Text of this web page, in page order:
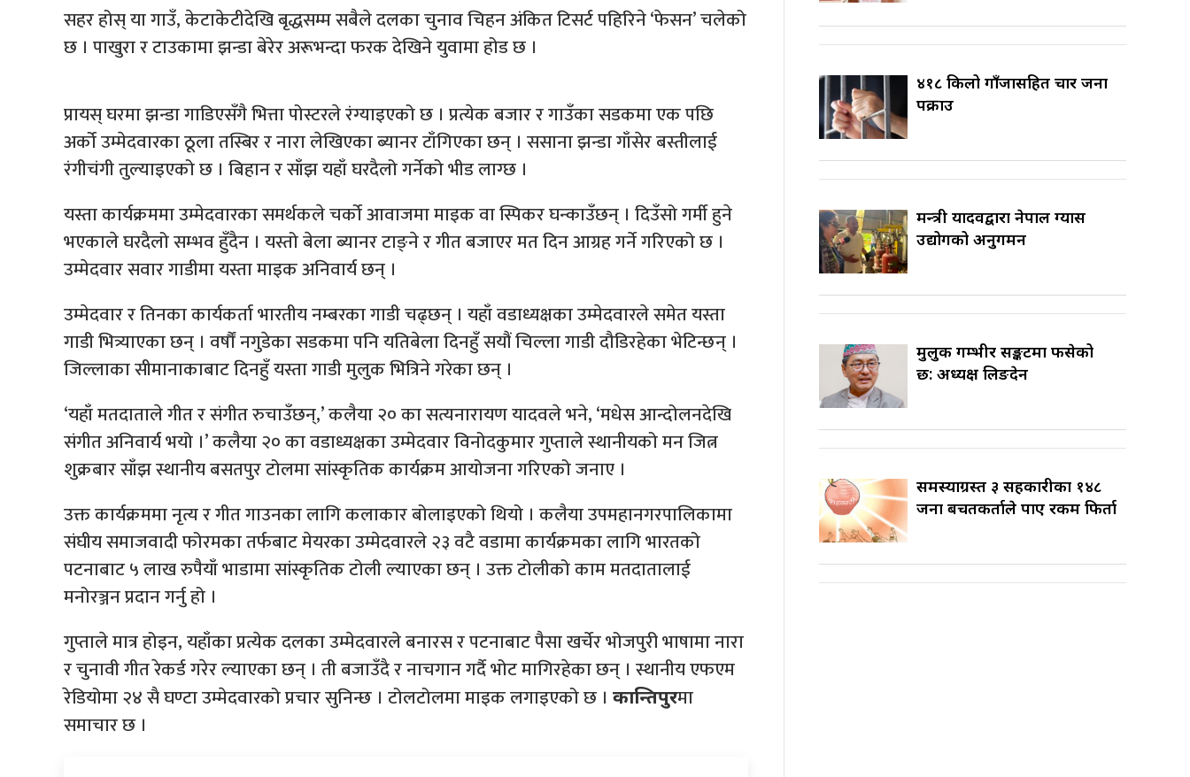
सहर होस् या गाउँ, केटाकेटीदेखि बृद्धसम्म सबैले दलका चुनाव चिहन अंकित टिसर्ट पहिरिने ‘फेसन’ चलेको
छ । पाखुरा र टाउकामा झन्डा बेरेर अरूभन्दा फरक देखिने युवामा होड छ ।
प्रायस् घरमा झन्डा गाडिएसँगै भित्ता पोस्टरले रंग्याइएको छ । प्रत्येक बजार र गाउँका सडकमा एक पछि
अर्को उम्मेदवारका ठूला तस्बिर र नारा लेखिएका ब्यानर टाँगिएका छन् । ससाना झन्डा गाँसेर बस्तीलाई
रंगीचंगी तुल्याइएको छ । बिहान र साँझ यहाँ घरदैलो गर्नेको भीड लाग्छ ।
यस्ता कार्यक्रममा उम्मेदवारका समर्थकले चर्को आवाजमा माइक वा स्पिकर घन्काउँछन् । दिउँसो गर्मी हुने
भएकाले घरदैलो सम्भव हुँदैन । यस्तो बेला ब्यानर टाङ्ने र गीत बजाएर मत दिन आग्रह गर्ने गरिएको छ ।
उम्मेदवार सवार गाडीमा यस्ता माइक अनिवार्य छन् ।
उम्मेदवार र तिनका कार्यकर्ता भारतीय नम्बरका गाडी चढ्छन् । यहाँ वडाध्यक्षका उम्मेदवारले समेत यस्ता
गाडी भित्र्याएका छन् । वर्षौं नगुडेका सडकमा पनि यतिबेला दिनहुँ सयौं चिल्ला गाडी दौडिरहेका भेटिन्छन् ।
जिल्लाका सीमानाकाबाट दिनहुँ यस्ता गाडी मुलुक भित्रिने गरेका छन् ।
‘यहाँ मतदाताले गीत र संगीत रुचाउँछन्,’ कलैया २० का सत्यनारायण यादवले भने, ‘मधेस आन्दोलनदेखि
संगीत अनिवार्य भयो ।’ कलैया २० का वडाध्यक्षका उम्मेदवार विनोदकुमार गुप्ताले स्थानीयको मन जित्न
शुक्रबार साँझ स्थानीय बसतपुर टोलमा सांस्कृतिक कार्यक्रम आयोजना गरिएको जनाए ।
उक्त कार्यक्रममा नृत्य र गीत गाउनका लागि कलाकार बोलाइएको थियो । कलैया उपमहानगरपालिकामा
संघीय समाजवादी फोरमका तर्फबाट मेयरका उम्मेदवारले २३ वटै वडामा कार्यक्रमका लागि भारतको
पटनाबाट ५ लाख रुपैयाँ भाडामा सांस्कृतिक टोली ल्याएका छन् । उक्त टोलीको काम मतदातालाई
मनोरञ्जन प्रदान गर्नु हो ।
गुप्ताले मात्र होइन, यहाँका प्रत्येक दलका उम्मेदवारले बनारस र पटनाबाट पैसा खर्चेर भोजपुरी भाषामा नारा
र चुनावी गीत रेकर्ड गरेर ल्याएका छन् । ती बजाउँदै र नाचगान गर्दै भोट मागिरहेका छन् । स्थानीय एफएम
रेडियोमा २४ सै घण्टा उम्मेदवारको प्रचार सुनिन्छ । टोलटोलमा माइक लगाइएको छ । कान्तिपुरमा
समाचार छ ।
४१८ किलो गाँजासहित चार जना
पक्राउ
मन्त्री यादवद्वारा नेपाल ग्यास
उद्योगको अनुगमन
मुलुक गम्भीर सङ्कटमा फसेको
छ: अध्यक्ष लिङदेन
समस्याग्रस्त ३ सहकारीका १४८
जना बचतकर्ताले पाए रकम फिर्ता